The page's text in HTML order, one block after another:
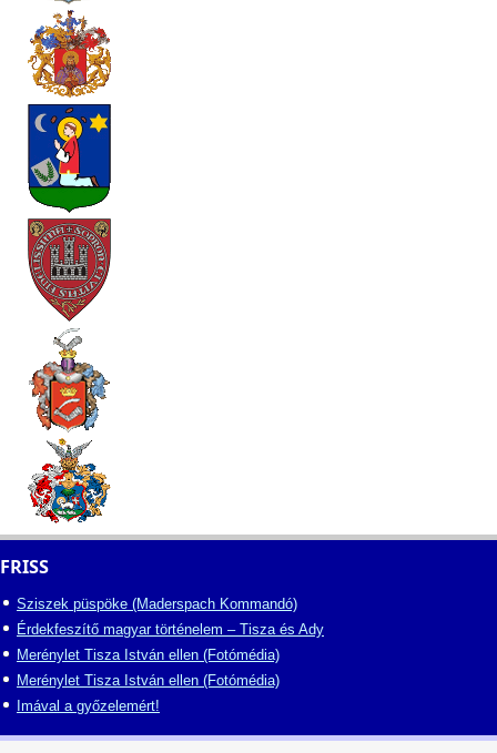
FRISS
Sziszek püspöke (Maderspach Kommandó)
Érdekfeszítő magyar történelem – Tisza és Ady
Merénylet Tisza István ellen (Fotómédia)
Merénylet Tisza István ellen (Fotómédia)
Imával a győzelemért!